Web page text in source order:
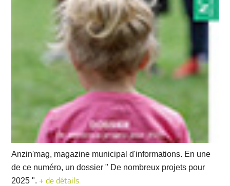
Anzin'mag, magazine municipal d'informations. En une
de ce numéro, un dossier " De nombreux projets pour
2025 ".+ de détails